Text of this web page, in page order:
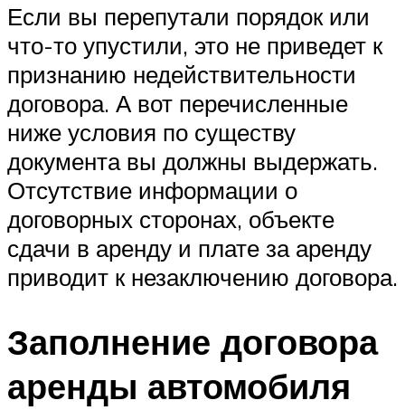
Если вы перепутали порядок или
что-то упустили, это не приведет к
признанию недействительности
договора. А вот перечисленные
ниже условия по существу
документа вы должны выдержать.
Отсутствие информации о
договорных сторонах, объекте
сдачи в аренду и плате за аренду
приводит к незаключению договора.
Заполнение договора
аренды автомобиля